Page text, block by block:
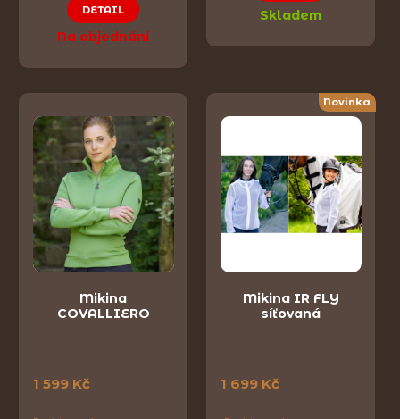
DETAIL
Na objednání
Skladem
Mikina
COVALLIERO
1 599 Kč
Novinka
Mikina IR FLY
síťovaná
1 699 Kč